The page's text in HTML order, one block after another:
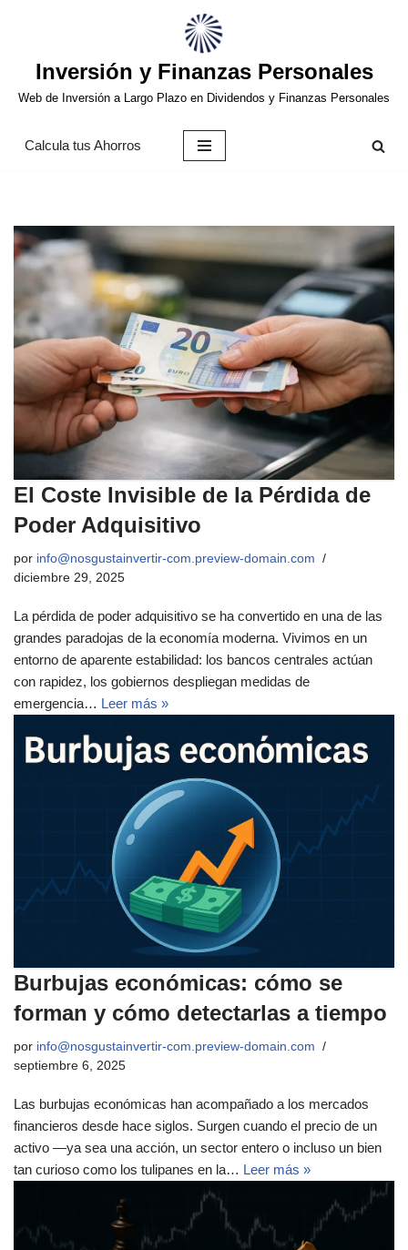
contenido
Inversión y Finanzas Personales
Web de Inversión a Largo Plazo en Dividendos y Finanzas Personales
Calcula tus Ahorros
El Coste Invisible de la Pérdida de
Poder Adquisitivo
por info@nosgustainvertir-com.preview-domain.com
diciembre 29, 2025
La pérdida de poder adquisitivo se ha convertido en una de las
grandes paradojas de la economía moderna. Vivimos en un
entorno de aparente estabilidad: los bancos centrales actúan
con rapidez, los gobiernos despliegan medidas de
emergencia… Leer más »
Burbujas económicas: cómo se
forman y cómo detectarlas a tiempo
por info@nosgustainvertir-com.preview-domain.com
septiembre 6, 2025
Las burbujas económicas han acompañado a los mercados
financieros desde hace siglos. Surgen cuando el precio de un
activo —ya sea una acción, un sector entero o incluso un bien
tan curioso como los tulipanes en la… Leer más »